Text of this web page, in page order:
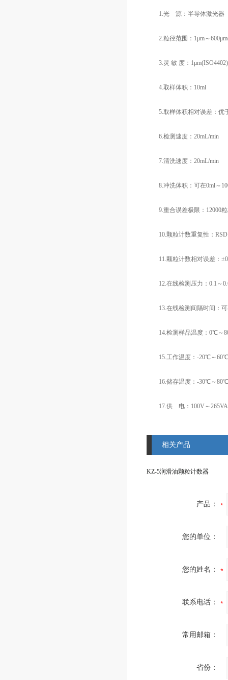
1.光 源：半导体激光器
2.粒径范围：1μm～
3.灵 敏 度：1μm(ISO4402)
4.取样体积：10ml
5.取样体积相对误差：优
6.检测速度：20mL/min
7.清洗速度：20mL/min
8.冲洗体积：可在0ml～
9.重合误差极限：12000粒/
10.颗粒计数重复性：
11.颗粒计数相对误差：
12.在线检测压力：0.1～
13.在线检测间隔时间：可
14.检测样品温度：0℃～
15.工作温度：-20℃～60℃
16.储存温度：-30℃～80℃
17.供 电：100V～
相关产品
KZ-5润滑油颗粒计数器
产品：
您的单位：
您的姓名：
联系电话：
常用邮箱：
省份：